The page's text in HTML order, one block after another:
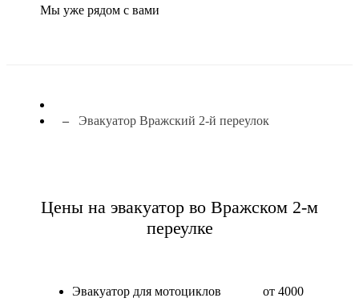
Мы уже рядом с вами
Эвакуатор Вражский 2-й переулок
Цены на эвакуатор во Вражском 2-м
переулке
Эвакуатор для мотоциклов
от 4000